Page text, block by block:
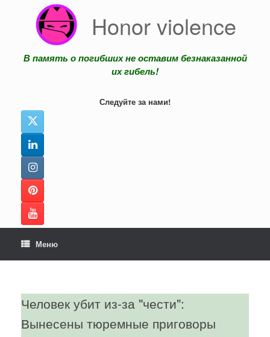
содержанию
Honor violence
В память о погибших не оставим безнаказанной
их гибель!
Следуйте за нами!
Меню
Человек убит из-за "чести":
Вынесены тюремные приговоры